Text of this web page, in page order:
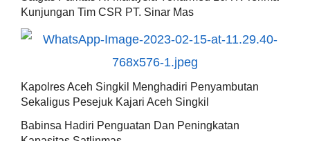
Kunjungan Tim CSR PT. Sinar Mas
Kapolres Aceh Singkil Menghadiri Penyambutan
Sekaligus Pesejuk Kajari Aceh Singkil
Babinsa Hadiri Penguatan Dan Peningkatan